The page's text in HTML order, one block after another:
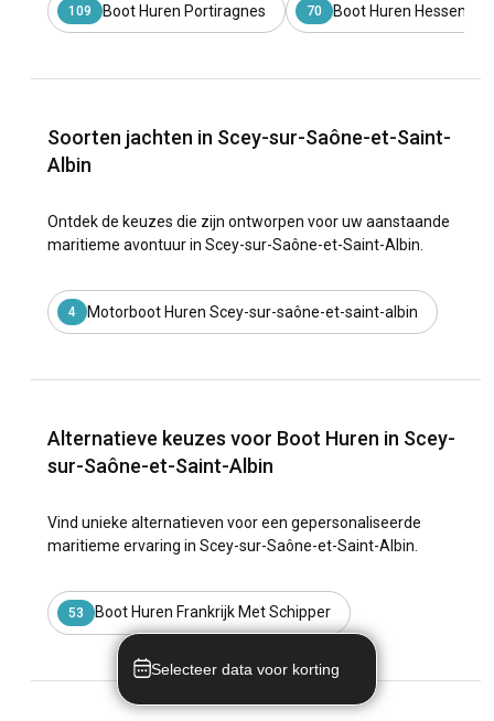
109 Boot Huren Portiragnes 70 Boot Huren Hessen
Soorten jachten in Scey-sur-Saône-et-Saint-
Albin
Ontdek de keuzes die zijn ontworpen voor uw aanstaande
maritieme avontuur in Scey-sur-Saône-et-Saint-Albin.
4 Motorboot Huren Scey-sur-saône-et-saint-albin
Alternatieve keuzes voor Boot Huren in Scey-
sur-Saône-et-Saint-Albin
Vind unieke alternatieven voor een gepersonaliseerde
maritieme ervaring in Scey-sur-Saône-et-Saint-Albin.
53 Boot Huren Frankrijk Met Schipper
Selecteer data voor korting